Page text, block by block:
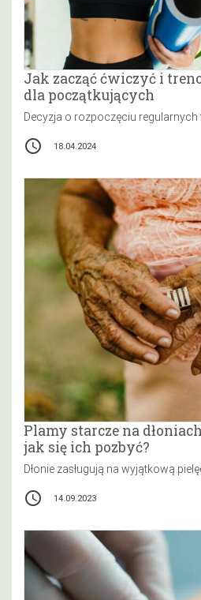
Jak zacząć ćwiczyć i
dla początkujących
access_time 18.04.2024
Plamy starcze na
jak się ich pozbyć?
access_time 14.09.2023